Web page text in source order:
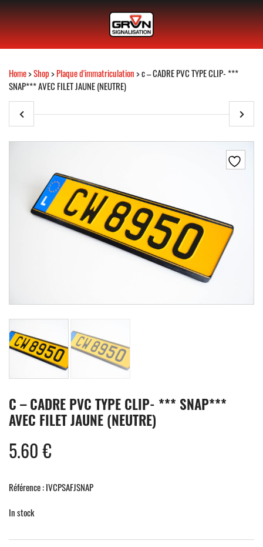
Home>Shop>Plaque d'immatriculation> c – CADRE PVC TYPE CLIP- ***
SNAP*** AVEC FILET JAUNE (NEUTRE)
C – CADRE PVC TYPE CLIP- *** SNAP***
AVEC FILET JAUNE (NEUTRE)
5.60€
Référence : IVCPSAFJSNAP
In stock